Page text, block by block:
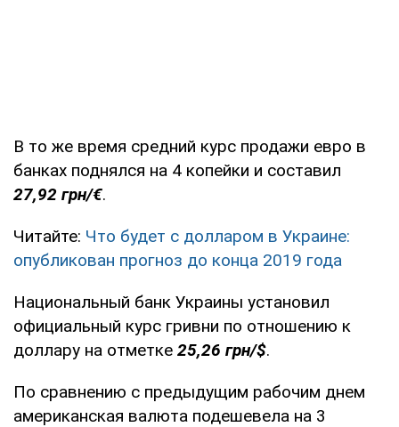
В то же время средний курс продажи евро в
банках поднялся на 4 копейки и составил
27,92 грн/€.
Читайте: Что будет с долларом в Украине:
опубликован прогноз до конца 2019 года
Национальный банк Украины установил
официальный курс гривни по отношению к
доллару на отметке 25,26 грн/$.
По сравнению с предыдущим рабочим днем
американская валюта подешевела на 3